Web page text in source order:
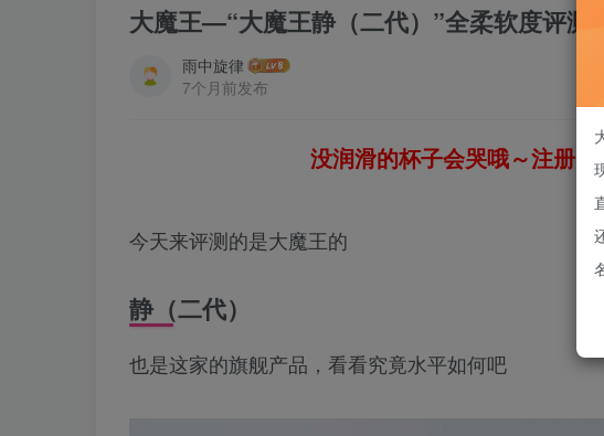
大魔王—“大魔王静（二代）”全柔软度评测！
雨中旋律
7个月前发布
没润滑的杯子会哭哦～注册
今天来评测的是大魔王的
静（二代）
也是这家的旗舰产品，看看究竟水平如何吧